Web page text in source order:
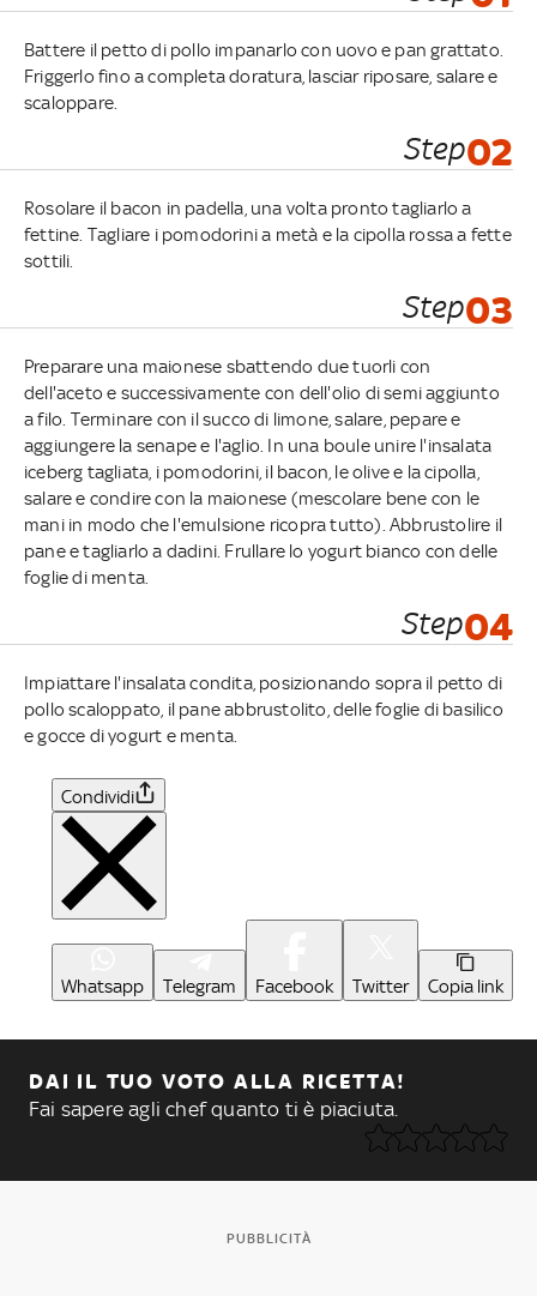
Battere il petto di pollo impanarlo con uovo e pan grattato.
Friggerlo fino a completa doratura, lasciar riposare, salare e
scaloppare.
Step02
Rosolare il bacon in padella, una volta pronto tagliarlo a
fettine. Tagliare i pomodorini a metà e la cipolla rossa a fette
sottili.
Step03
Preparare una maionese sbattendo due tuorli con
dell'aceto e successivamente con dell'olio di semi aggiunto
a filo. Terminare con il succo di limone, salare, pepare e
aggiungere la senape e l'aglio. In una boule unire l'insalata
iceberg tagliata, i pomodorini, il bacon, le olive e la cipolla,
salare e condire con la maionese (mescolare bene con le
mani in modo che l'emulsione ricopra tutto). Abbrustolire il
pane e tagliarlo a dadini. Frullare lo yogurt bianco con delle
foglie di menta.
Step04
Impiattare l'insalata condita, posizionando sopra il petto di
pollo scaloppato, il pane abbrustolito, delle foglie di basilico
e gocce di yogurt e menta.
Condividi
Whatsapp Telegram Facebook Twitter Copia link
DAI IL TUO VOTO ALLA RICETTA!
Fai sapere agli chef quanto ti è piaciuta.
PUBBLICITÀ